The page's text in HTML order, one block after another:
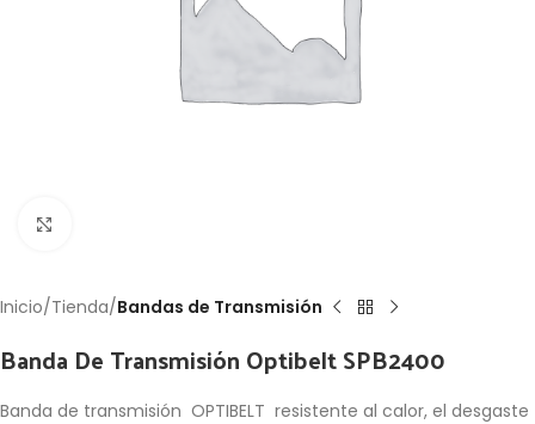
Inicio Tienda Bandas de Transmisión
Banda De Transmisión Optibelt SPB2400
Banda de transmisión OPTIBELT resistente al calor, el desgaste